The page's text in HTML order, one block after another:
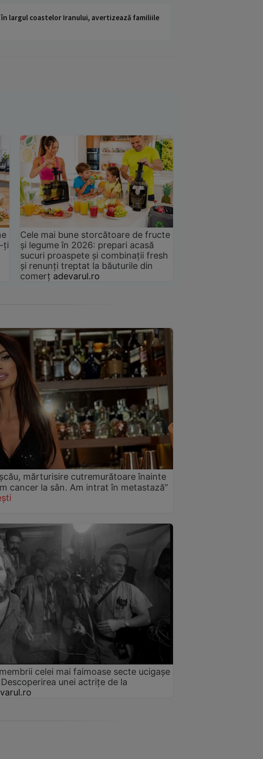
largul coastelor Iranului, avertizează familiile
ți
Cele mai bune storcătoare de fructe
și legume în 2026: prepari acasă
sucuri proaspete și combinații fresh
și renunți treptat la băuturile din
comerț adevarul.ro
mărturisire cutremurătoare înainte
cancer la sân. Am intrat în metastază”
celei mai faimoase secte ucigașe
unei actrițe de la